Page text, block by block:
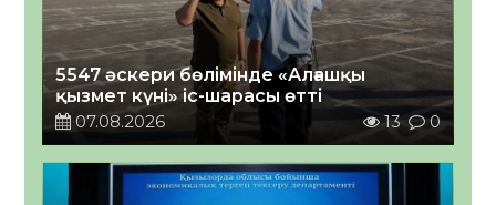
5547 әскери бөлімінде «Алғашқы
қызмет күні» іс-шарасы өтті
07.08.2026
13 0